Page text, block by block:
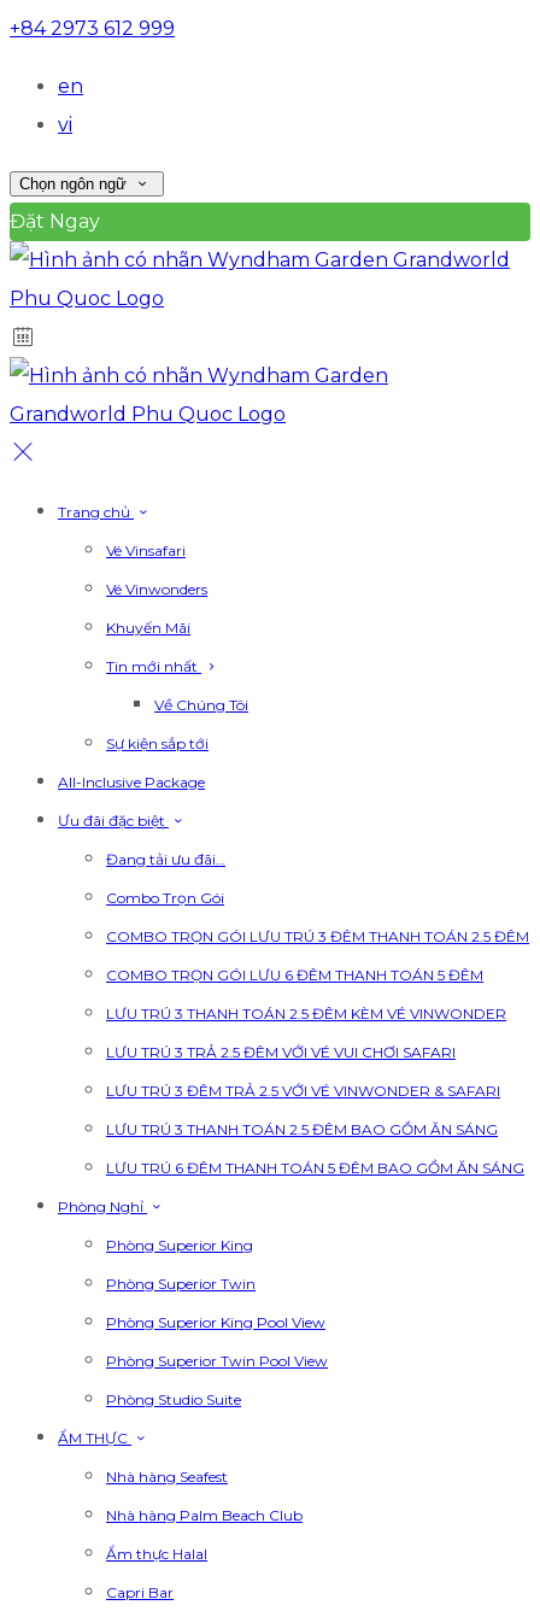
+84 2973 612 999
en
vi
Chọn ngôn ngữ
Đặt Ngay
Trang chủ
Vé Vinsafari
Vé Vinwonders
Khuyến Mãi
Tin mới nhất
Về Chúng Tôi
Sự kiện sắp tới
All-Inclusive Package
Ưu đãi đặc biệt
Đang tải ưu đãi…
Combo Trọn Gói
COMBO TRỌN GÓI LƯU TRÚ 3 ĐÊM THANH TOÁN 2.5 ĐÊM
COMBO TRỌN GÓI LƯU 6 ĐÊM THANH TOÁN 5 ĐÊM
LƯU TRÚ 3 THANH TOÁN 2.5 ĐÊM KÈM VÉ VINWONDER
LƯU TRÚ 3 TRẢ 2.5 ĐÊM VỚI VÉ VUI CHƠI SAFARI
LƯU TRÚ 3 ĐÊM TRẢ 2.5 VỚI VÉ VINWONDER & SAFARI
LƯU TRÚ 3 THANH TOÁN 2.5 ĐÊM BAO GỒM ĂN SÁNG
LƯU TRÚ 6 ĐÊM THANH TOÁN 5 ĐÊM BAO GỒM ĂN SÁNG
Phòng Nghỉ
Phòng Superior King
Phòng Superior Twin
Phòng Superior King Pool View
Phòng Superior Twin Pool View
Phòng Studio Suite
ẨM THỰC
Nhà hàng Seafest
Nhà hàng Palm Beach Club
Ẩm thực Halal
Capri Bar